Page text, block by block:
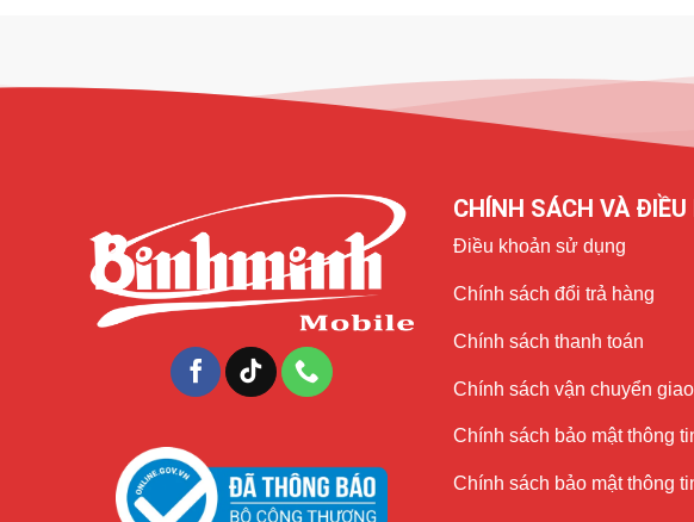
CHÍNH SÁCH VÀ ĐIỀU
Điều khoản sử dụng
Chính sách đổi trả hàng
Chính sách thanh toán
Chính sách vận chuyển
Chính sách bảo mật thông
Chính sách bảo mật thông